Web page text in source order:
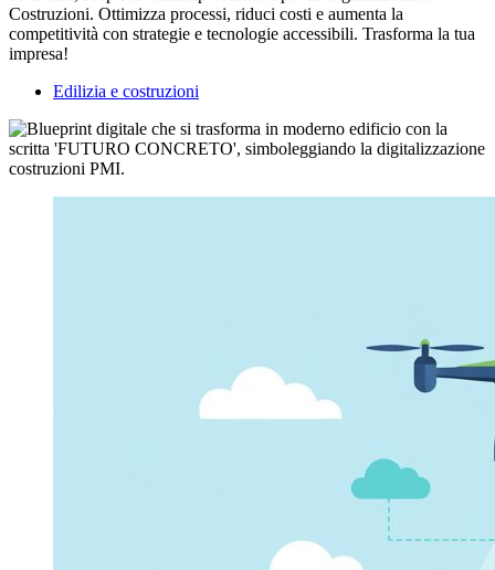
Costruzioni. Ottimizza processi, riduci costi e aumenta la
competitività con strategie e tecnologie accessibili. Trasforma la tua
impresa!
Edilizia e costruzioni